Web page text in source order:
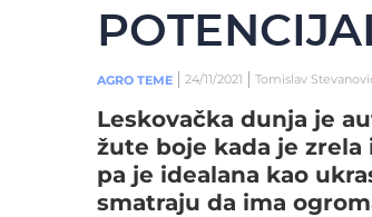
AGRO TEME 24/11/2021 Tomislav
Leskovačka dunja je
žute boje kada je
pa je idealana kao
smatraju da ima